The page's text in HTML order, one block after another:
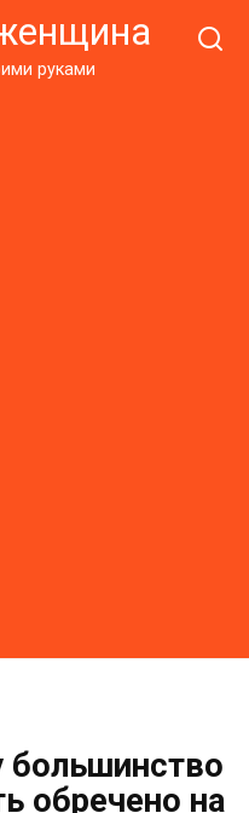
руками
большинство
обречено на